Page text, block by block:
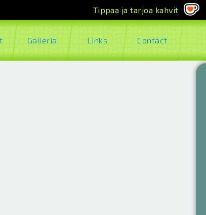
Tippaa ja tarjoa kahvit
Galleria Links Contact